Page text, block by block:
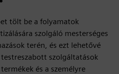
tölt be a folyamatok
szolgáló mesterséges
terén, és ezt lehetővé
szolgáltatások
és a személyre